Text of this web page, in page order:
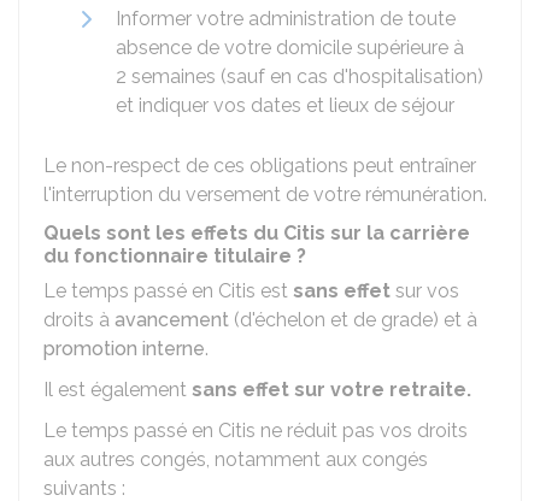
Informer votre administration de toute
absence de votre domicile supérieure à
2 semaines (sauf en cas d'hospitalisation)
et indiquer vos dates et lieux de séjour
Le non-respect de ces obligations peut entraîner
l'interruption du versement de votre rémunération.
Quels sont les effets du Citis sur la carrière
du fonctionnaire titulaire ?
Le temps passé en Citis est sans effet sur vos
droits à avancement (d'échelon et de grade) et à
promotion interne.
Il est également sans effet sur votre retraite.
Le temps passé en Citis ne réduit pas vos droits
aux autres congés, notamment aux congés
suivants :